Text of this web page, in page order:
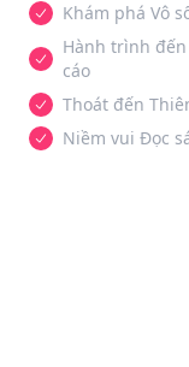
Khám phá Vô
Hành trình
cáo
Thoát đến
Niềm vui Đọc